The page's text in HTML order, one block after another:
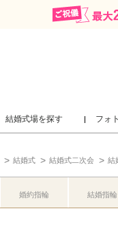
結婚式場を探す フォ
結婚式 結婚式二次会 結
婚約指輪 結婚指輪